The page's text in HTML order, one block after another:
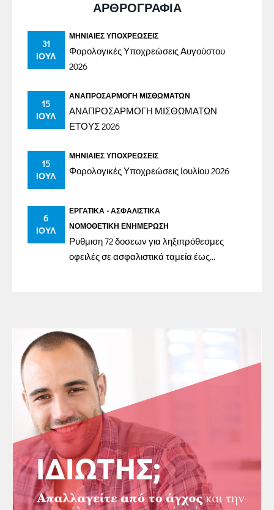
ΑΡΘΡΟΓΡΑΦΙΑ
31
ΙΟΎΛ
ΜΗΝΙΑΊΕΣ ΥΠΟΧΡΕΏΣΕΙΣ
Φορολογικές Υποχρεώσεις Αυγούστου
2026
15
ΙΟΎΛ
ΑΝΑΠΡΟΣΑΡΜΟΓΉ ΜΙΣΘΩΜΆΤΩΝ
ΑΝΑΠΡΟΣΑΡΜΟΓΗ ΜΙΣΘΩΜΑΤΩΝ
ΕΤΟΥΣ 2026
15
ΙΟΎΛ
ΜΗΝΙΑΊΕΣ ΥΠΟΧΡΕΏΣΕΙΣ
Φορολογικές Υποχρεώσεις Ιουλίου 2026
6
ΙΟΎΛ
ΕΡΓΑΤΙΚΆ - ΑΣΦΑΛΙΣΤΙΚΆ
ΝΟΜΟΘΕΤΙΚΉ ΕΝΗΜΈΡΩΣΗ
Ρυθμιση 72 δοσεων για ληξιπρόθεσμες
οφειλές σε ασφαλιστικά ταμεία έως